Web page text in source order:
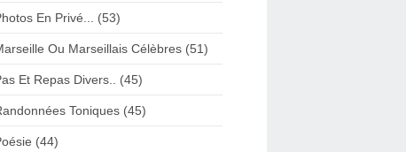
En Privé... (53)
Ou Marseillais Célèbres (51)
Et Repas Divers.. (45)
Toniques (45)
(44)